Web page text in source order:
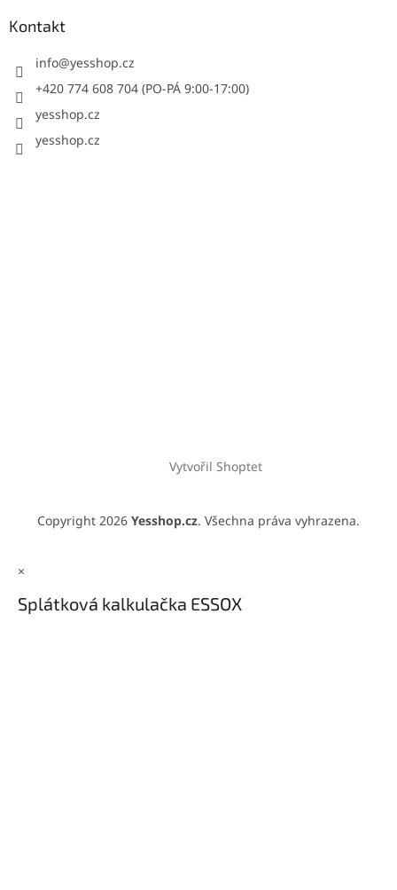
Kontakt
info@yesshop.cz
+420 774 608 704 (PO-PÁ 9:00-17:00)
yesshop.cz
yesshop.cz
Vytvořil Shoptet
Copyright 2026 Yesshop.cz. Všechna práva vyhrazena.
×
Splátková kalkulačka ESSOX